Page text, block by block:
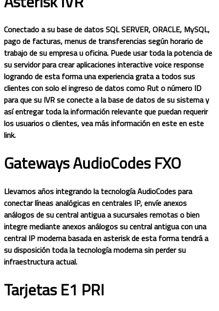
Conectado a su base de datos SQL SERVER, ORACLE, MySQL,
pago de facturas, menus de transferencias según horario de
trabajo de su empresa u oficina. Puede usar toda la potencia de
su servidor para crear aplicaciones interactive voice response
logrando de esta forma una experiencia grata a todos sus
clientes con solo el ingreso de datos como Rut o número ID
para que su IVR se conecte a la base de datos de su sistema y
así entregar toda la información relevante que puedan requerir
los usuarios o clientes, vea más información en este en este
link.
Gateways AudioCodes FXO
Llevamos años integrando la tecnología AudioCodes para
conectar líneas analógicas en centrales IP, envíe anexos
análogos de su central antigua a sucursales remotas o bien
integre mediante anexos análogos su central antigua con una
central IP moderna basada en asterisk de esta forma tendrá a
su disposición toda la tecnología moderna sin perder su
infraestructura actual.
Tarjetas E1 PRI